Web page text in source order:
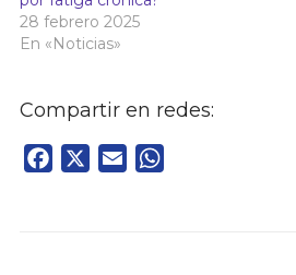
28 febrero 2025
En «Noticias»
Compartir en redes:
Facebook Email